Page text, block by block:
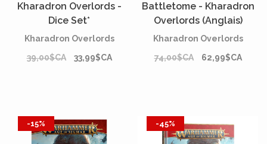
Kharadron Overlords -
Dice Set*
Kharadron Overlords
39,00$CA
33,99$CA
Battletome - Kharadron
Overlords (Anglais)
Kharadron Overlords
74,00$CA
62,99$CA
-15% -45%